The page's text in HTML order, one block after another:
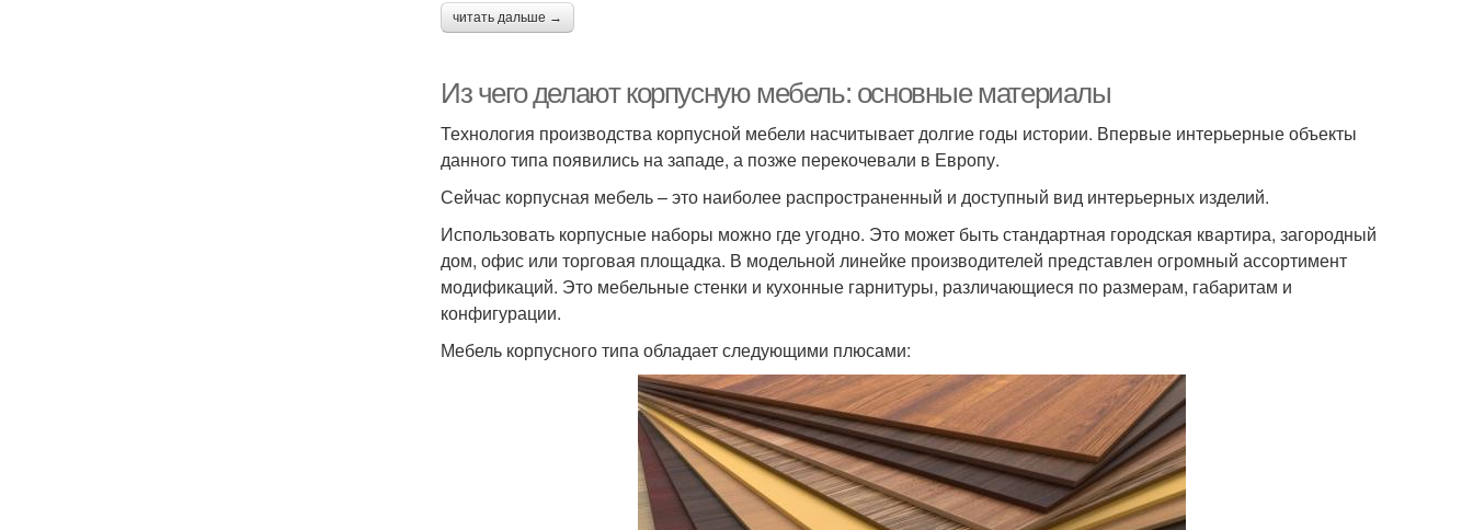
читать дальше →
Из чего делают корпусную мебель: основные материалы
Технология производства корпусной мебели насчитывает долгие годы истории. Впервые интерьерные объекты
данного типа появились на западе, а позже перекочевали в Европу.
Сейчас корпусная мебель – это наиболее распространенный и доступный вид интерьерных изделий.
Использовать корпусные наборы можно где угодно. Это может быть стандартная городская квартира, загородный
дом, офис или торговая площадка. В модельной линейке производителей представлен огромный ассортимент
модификаций. Это мебельные стенки и кухонные гарнитуры, различающиеся по размерам, габаритам и
конфигурации.
Мебель корпусного типа обладает следующими плюсами: